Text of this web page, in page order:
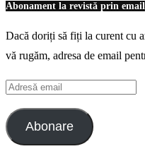
Abonament la revistă prin email
Dacă doriți să fiți la curent cu
vă rugăm, adresa de email
Adresă
email
Abonare